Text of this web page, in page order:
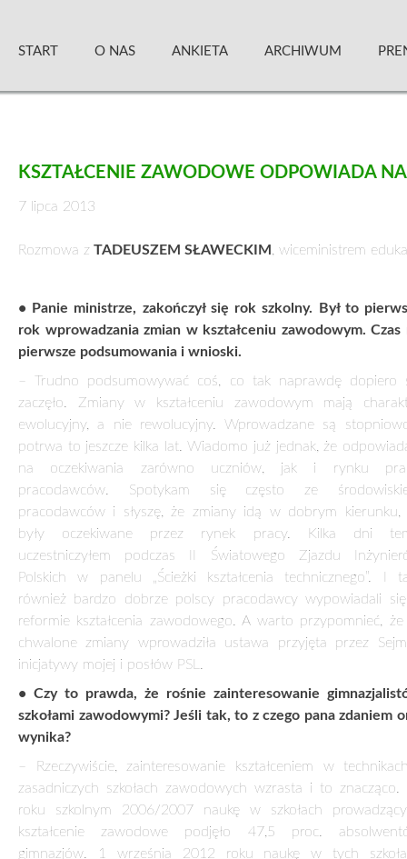
content
START O NAS ANKIETA ARCHIWUM
KSZTAŁCENIE ZAWODOWE ODPOWIADA
7 lipca 2013
Rozmowa z TADEUSZEM SŁAWECKIM
• Panie ministrze, zakończył się rok szkolny. Był to
pierwsze podsumowania i wnioski.
– Trudno podsumowywać coś, co tak naprawdę dopiero
zaczęło. Zmiany w kształceniu zawodowym mają
ewolucyjny, a nie rewolucyjny. Wprowadzane są